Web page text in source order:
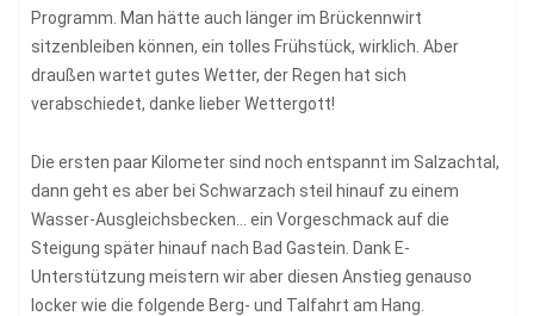
Programm. Man hätte auch länger im Brückennwirt
sitzenbleiben können, ein tolles Frühstück, wirklich. Aber
draußen wartet gutes Wetter, der Regen hat sich
verabschiedet, danke lieber Wettergott!
Die ersten paar Kilometer sind noch entspannt im Salzachtal,
dann geht es aber bei Schwarzach steil hinauf zu einem
Wasser-Ausgleichsbecken… ein Vorgeschmack auf die
Steigung später hinauf nach Bad Gastein. Dank E-
Unterstützung meistern wir aber diesen Anstieg genauso
locker wie die folgende Berg- und Talfahrt am Hang.